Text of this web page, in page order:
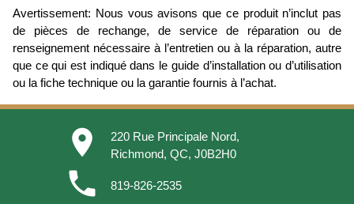
Avertissement: Nous vous avisons que ce produit n’inclut pas
de pièces de rechange, de service de réparation ou de
renseignement nécessaire à l’entretien ou à la réparation, autre
que ce qui est indiqué dans le guide d’installation ou d’utilisation
ou la fiche technique ou la garantie fournis à l’achat.
place
220 Rue Principale Nord,
Richmond, QC, J0B2H0
phone 819-826-2535